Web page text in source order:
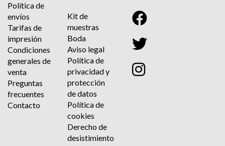
Política de
envíos
Tarifas de
impresión
Condiciones
generales de
venta
Preguntas
frecuentes
Contacto
Kit de
muestras
Boda
Aviso legal
Política de
privacidad y
protección
de datos
Política de
cookies
Derecho de
desistimiento